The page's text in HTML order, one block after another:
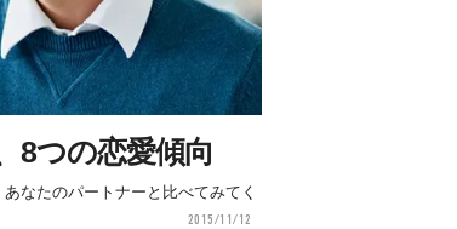
8つの恋愛傾向
なたのパートナーと比べてみてく
2015/11/12